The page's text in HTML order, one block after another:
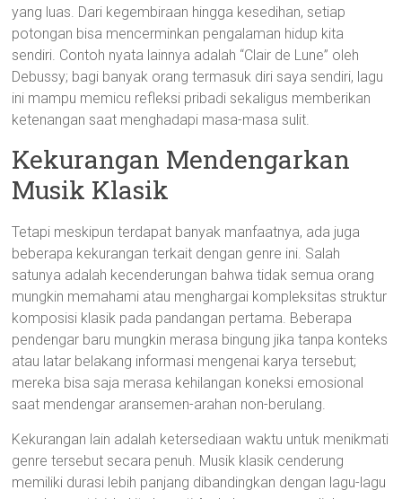
yang luas. Dari kegembiraan hingga kesedihan, setiap
potongan bisa mencerminkan pengalaman hidup kita
sendiri. Contoh nyata lainnya adalah “Clair de Lune” oleh
Debussy; bagi banyak orang termasuk diri saya sendiri, lagu
ini mampu memicu refleksi pribadi sekaligus memberikan
ketenangan saat menghadapi masa-masa sulit.
Kekurangan Mendengarkan
Musik Klasik
Tetapi meskipun terdapat banyak manfaatnya, ada juga
beberapa kekurangan terkait dengan genre ini. Salah
satunya adalah kecenderungan bahwa tidak semua orang
mungkin memahami atau menghargai kompleksitas struktur
komposisi klasik pada pandangan pertama. Beberapa
pendengar baru mungkin merasa bingung jika tanpa konteks
atau latar belakang informasi mengenai karya tersebut;
mereka bisa saja merasa kehilangan koneksi emosional
saat mendengar aransemen-arahan non-berulang.
Kekurangan lain adalah ketersediaan waktu untuk menikmati
genre tersebut secara penuh. Musik klasik cenderung
memiliki durasi lebih panjang dibandingkan dengan lagu-lagu